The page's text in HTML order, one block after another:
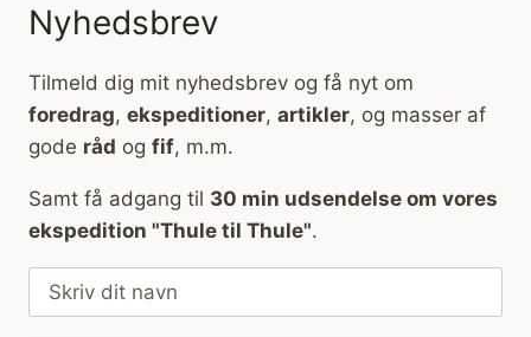
Nyhedsbrev
Tilmeld dig mit nyhedsbrev og få nyt om
foredrag, ekspeditioner, artikler, og masser af
gode råd og fif, m.m.
Samt få adgang til 30 min udsendelse om vores
ekspedition "Thule til Thule".